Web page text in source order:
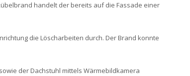
handelt der bereits auf die Fassade einer
die Löscharbeiten durch. Der Brand konnte
der Dachstuhl mittels Wärmebildkamera